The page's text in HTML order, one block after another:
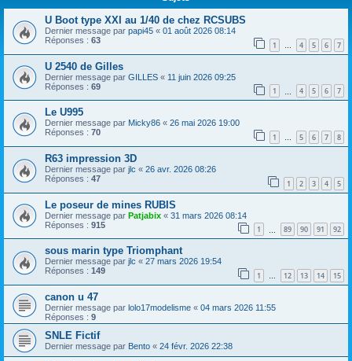
e
r
U Boot type XXI au 1/40 de chez RCSUBS
Dernier message par papi45 « 01 août 2026 08:14
Réponses : 63 1 … 4 5 6 7
U 2540 de Gilles
Dernier message par GILLES « 11 juin 2026 09:25
Réponses : 69 1 4 5 6 7
Le U995
Dernier message par Micky86 « 26 mai 2026 19:00
Réponses : 70 1 … 5 6 7 8
R63 impression 3D
Dernier message par jlc « 26 avr. 2026 08:26
Réponses : 47 1 2 3 4 5
Le poseur de mines RUBIS
Dernier message par Patjabix « 31 mars 2026 08:14
Réponses : 915 1 89 90 91 92
sous marin type Triomphant
Dernier message par jlc « 27 mars 2026 19:54
Réponses : 149 1 … 12 13 14 15
canon u 47
Dernier message par lolo17modelisme « 04 mars 2026 11:55
Réponses : 9
SNLE Fictif
Dernier message par Bento « 24 févr. 2026 22:38